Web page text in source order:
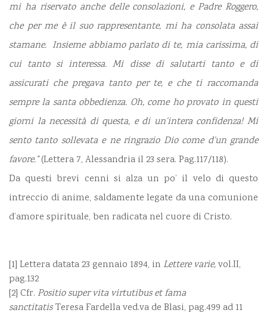
mi ha riservato anche delle consolazioni, e Padre Roggero,
che per me è il suo rappresentante, mi ha consolata assai
stamane. Insieme abbiamo parlato di te, mia carissima, di
cui tanto si interessa. Mi disse di salutarti tanto e di
assicurati che pregava tanto per te, e che ti raccomanda
sempre la santa obbedienza. Oh, come ho provato in questi
giorni la necessità di questa, e di un’intera confidenza! Mi
sento tanto sollevata e ne ringrazio Dio come d’un grande
favore.”(Lettera 7, Alessandria il 23 sera. Pag.117/118).
Da questi brevi cenni si alza un po’ il velo di questo
intreccio di anime, saldamente legate da una comunione
d’amore spirituale, ben radicata nel cuore di Cristo.
[1] Lettera datata 23 gennaio 1894, in Lettere varie,vol.II,
pag.132
[2] Cfr. Positio super vita virtutibus et fama
sanctitatisTeresa Fardella ved.va de Blasi, pag.499 ad 11